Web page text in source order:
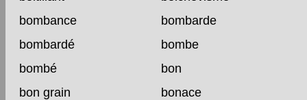
bombance
bombarde
bombardé
bombe
bombé
bon
bon grain
bonace